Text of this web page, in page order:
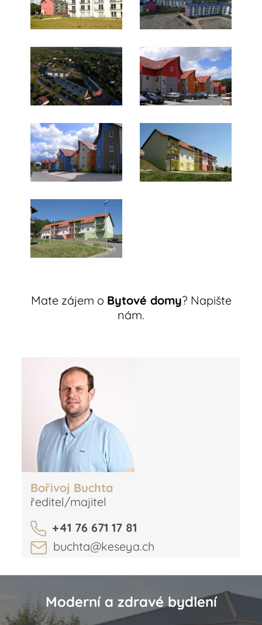
Mate zájem o Bytové domy? Napište
nám.
Bořivoj Buchta
ředitel/majitel
+41 76 671 17 81
buchta@keseya.ch
Moderní a zdravé bydlení